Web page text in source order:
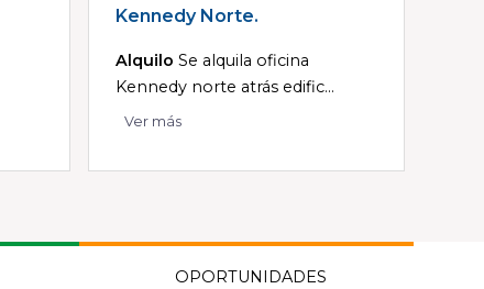
Kennedy Norte.
Alquilo Se alquila oficina
Kennedy norte atrás edific...
Ver más
OPORTUNIDADES